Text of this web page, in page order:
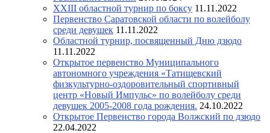
XXIII областной турнир по боксу 11.11.2022
Первенство Саратовской области по волейболу
среди девушек 11.11.2022
Областной турнир, посвященный Дню дзюдо
11.11.2022
Открытое первенство Муниципального
автономного учреждения «Татищевский
физкультурно-оздоровительный спортивный
центр «Новый Импульс» по волейболу среди
девушек 2005-2008 года рождения. 24.10.2022
Открытое Первенство города Волжский по дзюдо
22.04.2022